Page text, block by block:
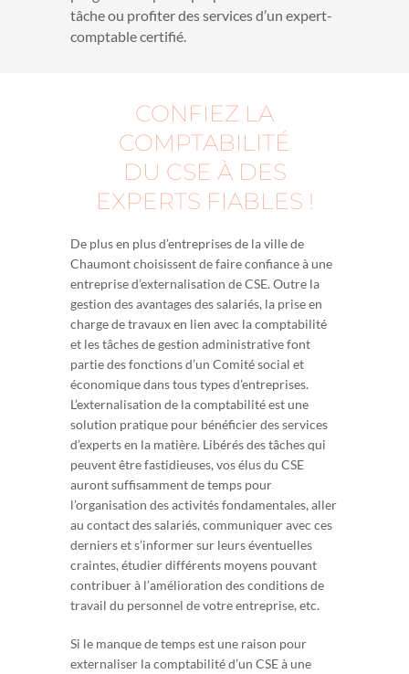
tâche ou profiter des services d’un expert-
comptable certifié.
CONFIEZ LA
COMPTABILITÉ
DU CSE À DES
EXPERTS FIABLES !
De plus en plus d’entreprises de la ville de
Chaumont choisissent de faire confiance à une
entreprise d’externalisation de CSE. Outre la
gestion des avantages des salariés, la prise en
charge de travaux en lien avec la comptabilité
et les tâches de gestion administrative font
partie des fonctions d’un Comité social et
économique dans tous types d’entreprises.
L’externalisation de la comptabilité est une
solution pratique pour bénéficier des services
d’experts en la matière. Libérés des tâches qui
peuvent être fastidieuses, vos élus du CSE
auront suffisamment de temps pour
l’organisation des activités fondamentales, aller
au contact des salariés, communiquer avec ces
derniers et s’informer sur leurs éventuelles
craintes, étudier différents moyens pouvant
contribuer à l’amélioration des conditions de
travail du personnel de votre entreprise, etc.
Si le manque de temps est une raison pour
externaliser la comptabilité d’un CSE à une